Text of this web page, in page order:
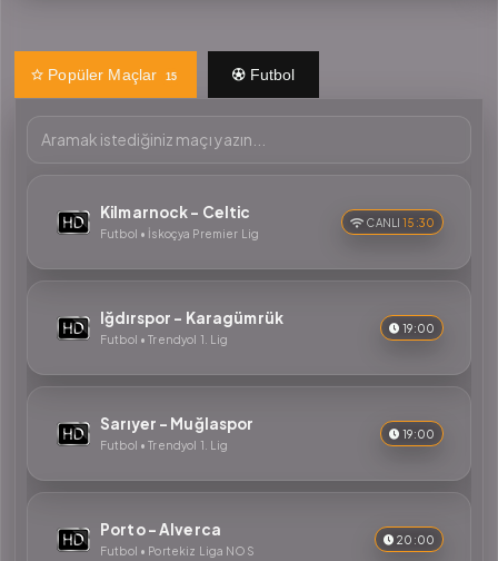
Popüler Maçlar 15 Futbol
Kilmarnock - Celtic
Futbol • İskoçya Premier Lig
CANLI 15:30
Iğdırspor - Karagümrük
Futbol • Trendyol 1. Lig
19:00
Sarıyer - Muğlaspor
Futbol • Trendyol 1. Lig
19:00
Porto - Alverca
Futbol • Portekiz Liga NOS
20:00